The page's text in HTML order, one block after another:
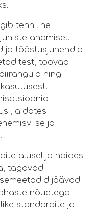
tehniline
andmisel.
ja tööstusjuhendid
toovad
ning
aidates
ja
alusel ja hoides
tagavad
jäävad
nõuetega
standardite ja